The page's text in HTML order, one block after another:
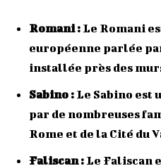
Romani : Le Romani
européenne parlée
installée près des
Sabino : Le Sabino est
par de nombreuses
Rome et de la Cité du
Faliscan : Le Faliscan